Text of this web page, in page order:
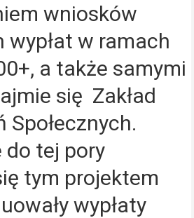
wniosków
wypłat w ramach
a także samymi
się Zakład
Społecznych.
do tej pory
tym projektem
wypłaty